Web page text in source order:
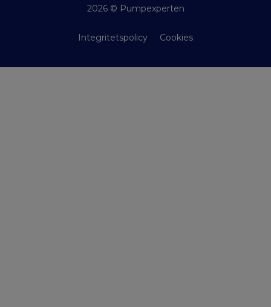
2026 © Pumpexperten
Integritetspolicy Cookies